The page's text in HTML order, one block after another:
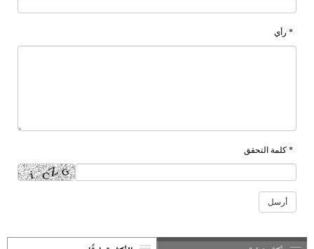
* رأي
* كلمة التحقق